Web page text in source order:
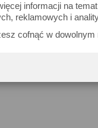
informacji na
reklamowych i
cofnąć w dowolnym